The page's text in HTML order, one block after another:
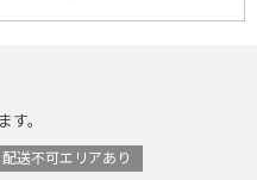
す。
配送不可エリアあり